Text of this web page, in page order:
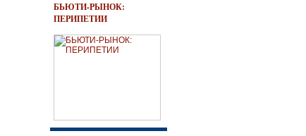
БЬЮТИ-РЫНОК:
ПЕРИПЕТИИ